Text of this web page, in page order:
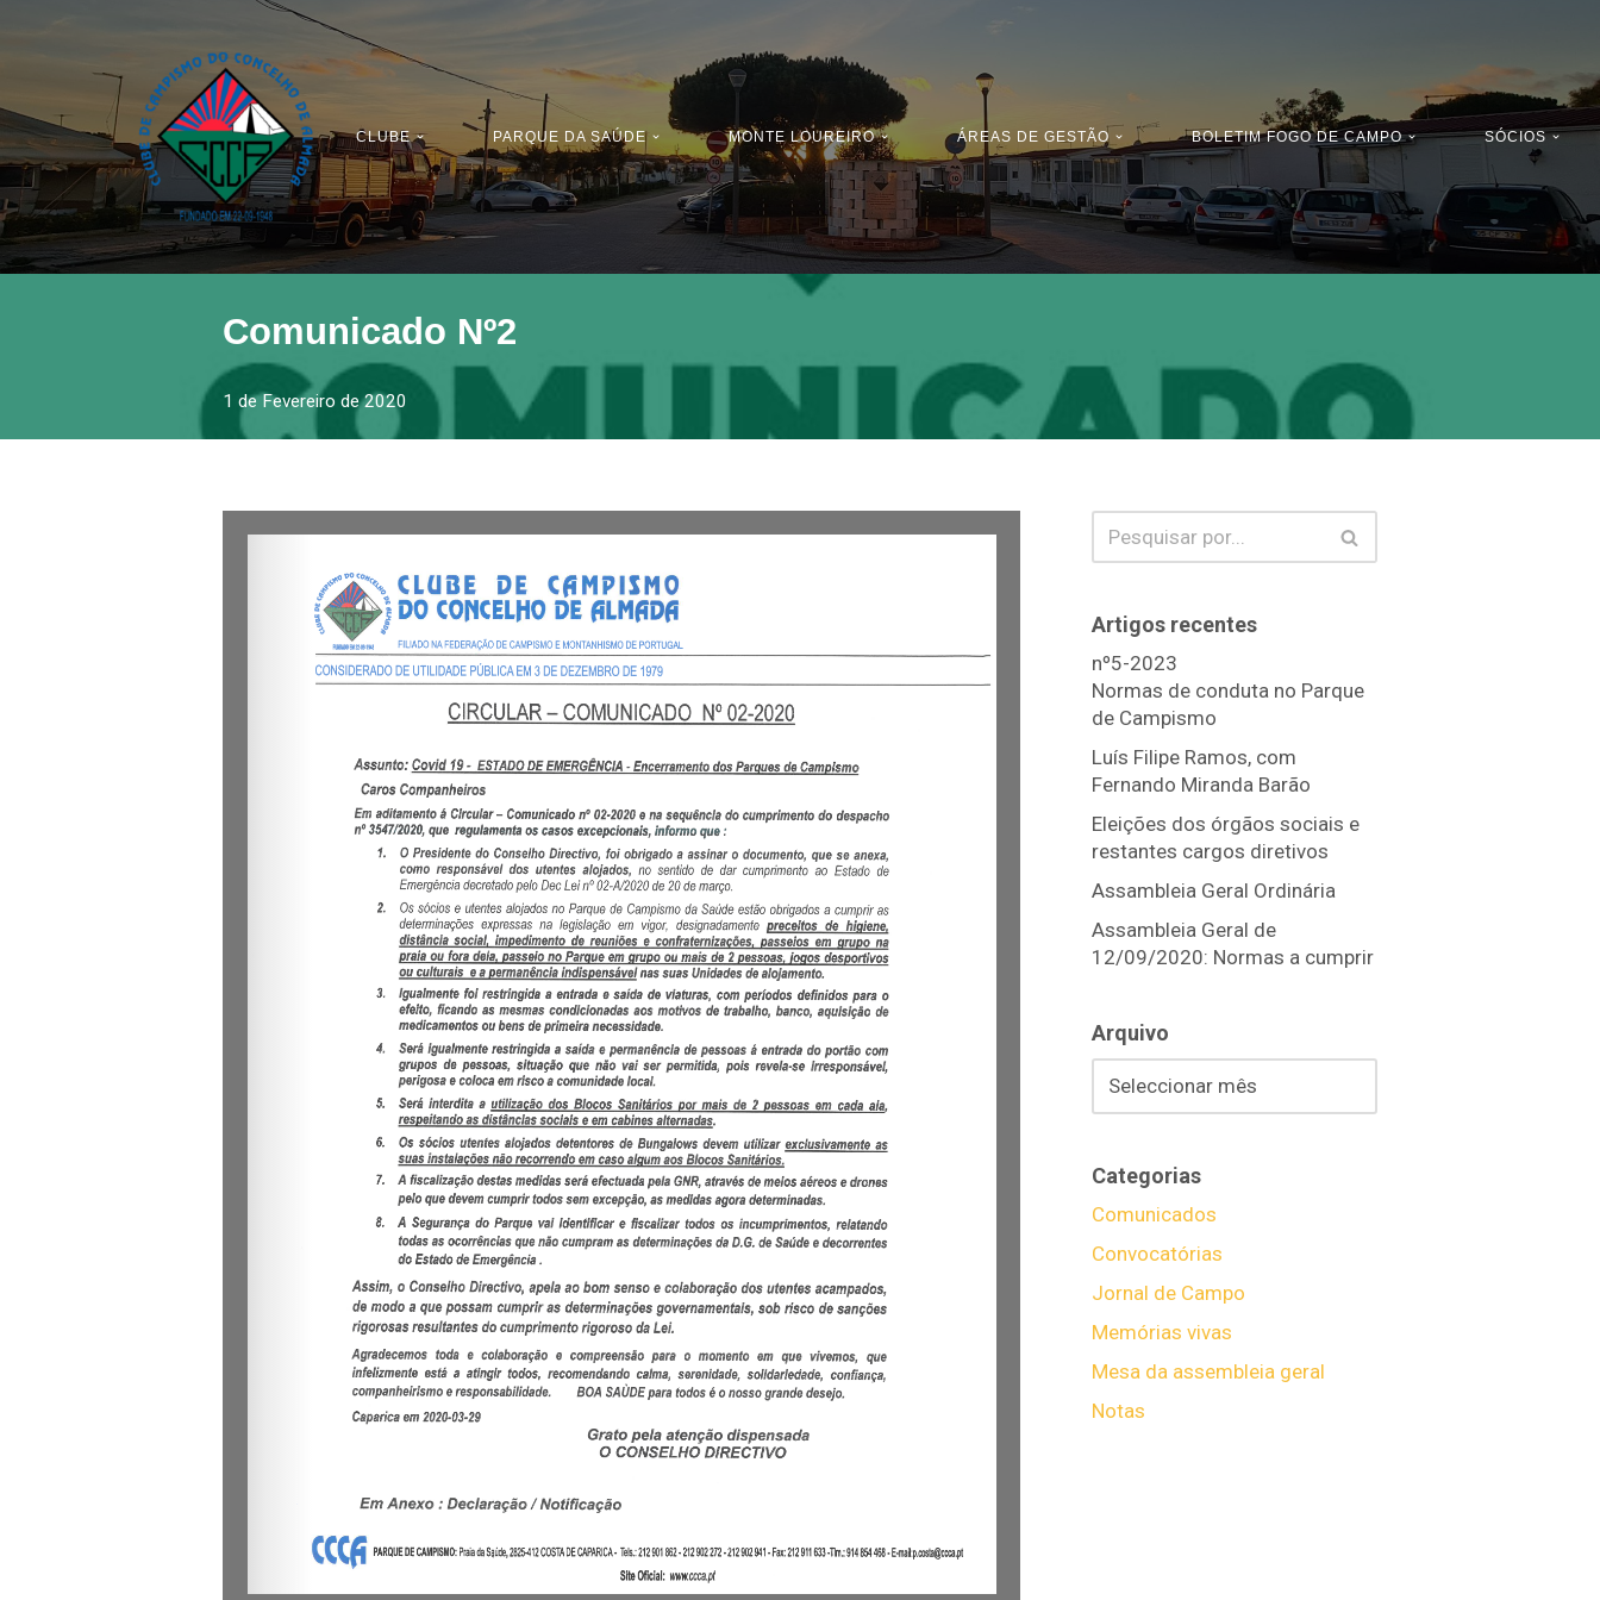
o
conteúdo
CLUBE PARQUE DA SAÚDE MONTE LOUREIRO ÁREAS DE GESTÃO BOLETIM FOGO DE CAMPO SÓCIOS
Comunicado Nº2
1 de Fevereiro de 2020
Artigos recentes
nº5-2023
Normas de conduta no Parque
de Campismo
Luís Filipe Ramos, com
Fernando Miranda Barão
Eleições dos órgãos sociais e
restantes cargos diretivos
Assambleia Geral Ordinária
Assambleia Geral de
12/09/2020: Normas a cumprir
Arquivo
Categorias
Comunicados
Convocatórias
Jornal de Campo
Memórias vivas
Mesa da assembleia geral
Notas